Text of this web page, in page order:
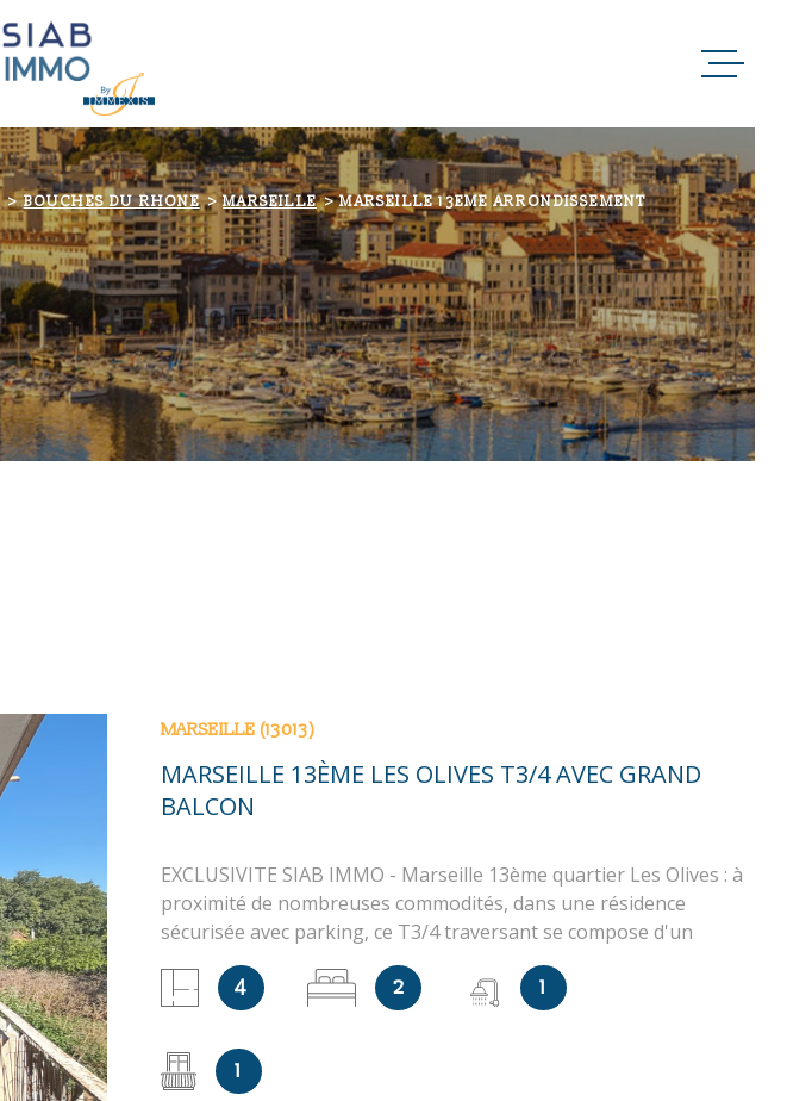
ACCUEIL
QUI SOMMES-NOUS
NOTRE RAISON
NOS MÉTIERS
NOS PARTENAIRES
NOS ACTUALITÉS
BOUCHES DU RHONE MARSEILLE MARSEILLE 13EME ARRONDISSEMENT
MARSEILLE (13013)
MARSEILLE 13ÈME LES OLIVES T3/4 AVEC GRAND
BALCON
EXCLUSIVITE SIAB IMMO - Marseille 13ème quartier Les Olives : à
proximité de nombreuses commodités, dans une résidence
sécurisée avec parking, ce T3/4 traversant se compose d'un
double séjour avec balcon de 10m² exposé sud, une cuisine avec
loggia, 2 chambres, une salle d'eau, un WC séparé et de
nombreux rangements - Une cave en sous-sol est comprise -
Copropriété de 66 lots principaux, quote part de charges
annuelles : 1.240€, mandat exclusif n°2672 - Les informations sur
4 2 1
1